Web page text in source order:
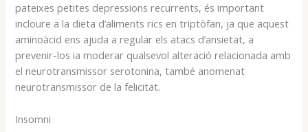
pateixes petites depressions recurrents, és important
incloure a la dieta d’aliments rics en triptòfan, ja que aquest
aminoàcid ens ajuda a regular els atacs d’ansietat, a
prevenir-los ia moderar qualsevol alteració relacionada amb
el neurotransmissor serotonina, també anomenat
neurotransmissor de la felicitat.
Insomni